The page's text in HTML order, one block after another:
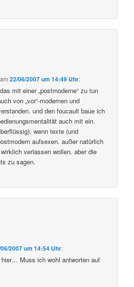
am22/06/2007 um 14:49 Uhr:
mit einer „postmoderne“ zu tun
von „vor“-modernen und
und den foucault baue ich
auch mit ein.
wenn texte (und
aufsexen. außer natürlich
verlassen wollen. aber die
zu sagen.
2007 um 14:54 Uhr:
Muss ich wohl antworten auf